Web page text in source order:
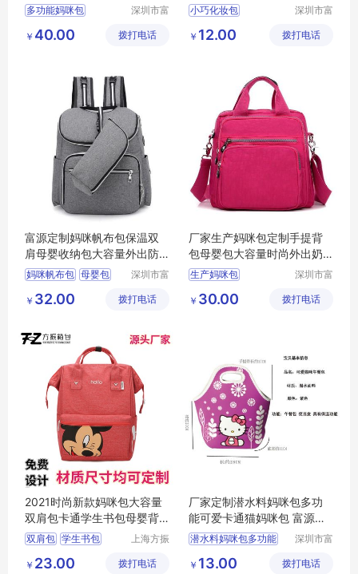
容量带尿片垫
多功能妈咪包
深圳市富
限公司
￥ 40.00 拨打电话
拿包
小巧化妆包
深圳市富
限公司
￥ 12.00 拨打电话
富源定制妈咪帆布包保温双
肩母婴收纳包大容量外出防
水婴儿包
妈咪帆布包 母婴包
深圳市富
限公司
￥ 32.00 拨打电话
厂家生产妈咪包定制手提背
包母婴包大容量时尚外出奶
瓶收纳包
生产妈咪包
深圳市富
限公司
￥ 30.00 拨打电话
2021时尚新款妈咪包大容量
双肩包卡通学生书包母婴背
包
双肩包 学生书包
休闲背包
上海方振
有限公司
￥ 23.00 拨打电话
厂家定制潜水料妈咪包多功
能可爱卡通猫妈咪包 富源跨
境来图定制
潜水料妈咪包多功能
深圳市富
限公司
￥ 13.00 拨打电话